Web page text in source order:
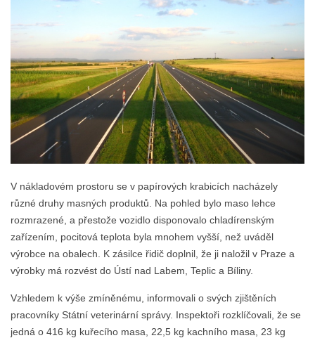
V nákladovém prostoru se v papírových krabicích nacházely
různé druhy masných produktů. Na pohled bylo maso lehce
rozmrazené, a přestože vozidlo disponovalo chladírenským
zařízením, pocitová teplota byla mnohem vyšší, než uváděl
výrobce na obalech. K zásilce řidič doplnil, že ji naložil v Praze a
výrobky má rozvést do Ústí nad Labem, Teplic a Bíliny.
Vzhledem k výše zmíněnému, informovali o svých zjištěních
pracovníky Státní veterinární správy. Inspektoři rozklíčovali, že se
jedná o 416 kg kuřecího masa, 22,5 kg kachního masa, 23 kg